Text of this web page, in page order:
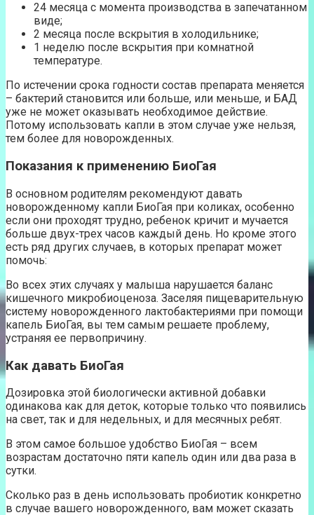
24 месяца с момента производства в запечатанном
виде;
2 месяца после вскрытия в холодильнике;
1 неделю после вскрытия при комнатной
температуре.
По истечении срока годности состав препарата меняется
– бактерий становится или больше, или меньше, и БАД
уже не может оказывать необходимое действие.
Потому использовать капли в этом случае уже нельзя,
тем более для новорожденных.
Показания к применению БиоГая
В основном родителям рекомендуют давать
новорожденному капли БиоГая при коликах, особенно
если они проходят трудно, ребенок кричит и мучается
больше двух-трех часов каждый день. Но кроме этого
есть ряд других случаев, в которых препарат может
помочь:
Во всех этих случаях у малыша нарушается баланс
кишечного микробиоценоза. Заселяя пищеварительную
систему новорожденного лактобактериями при помощи
капель БиоГая, вы тем самым решаете проблему,
устраняя ее первопричину.
Как давать БиоГая
Дозировка этой биологически активной добавки
одинакова как для деток, которые только что появились
на свет, так и для недельных, и для месячных ребят.
В этом самое большое удобство БиоГая – всем
возрастам достаточно пяти капель один или два раза в
сутки.
Сколько раз в день использовать пробиотик конкретно
в случае вашего новорожденного, вам может сказать